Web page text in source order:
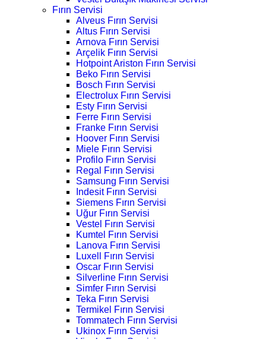
Fırın Servisi
Alveus Fırın Servisi
Altus Fırın Servisi
Arnova Fırın Servisi
Arçelik Fırın Servisi
Hotpoint Ariston Fırın Servisi
Beko Fırın Servisi
Bosch Fırın Servisi
Electrolux Fırın Servisi
Esty Fırın Servisi
Ferre Fırın Servisi
Franke Fırın Servisi
Hoover Fırın Servisi
Miele Fırın Servisi
Profilo Fırın Servisi
Regal Fırın Servisi
Samsung Fırın Servisi
Indesit Fırın Servisi
Siemens Fırın Servisi
Uğur Fırın Servisi
Vestel Fırın Servisi
Kumtel Fırın Servisi
Lanova Fırın Servisi
Luxell Fırın Servisi
Oscar Fırın Servisi
Silverline Fırın Servisi
Simfer Fırın Servisi
Teka Fırın Servisi
Termikel Fırın Servisi
Tommatech Fırın Servisi
Ukinox Fırın Servisi